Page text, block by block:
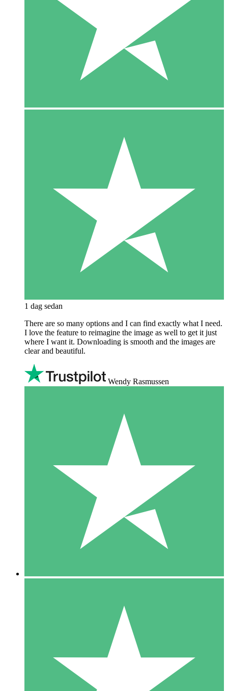
1 dag sedan
There are so many options and I can find exactly what I need.
I love the feature to reimagine the image as well to get it just
where I want it. Downloading is smooth and the images are
clear and beautiful.
Wendy Rasmussen